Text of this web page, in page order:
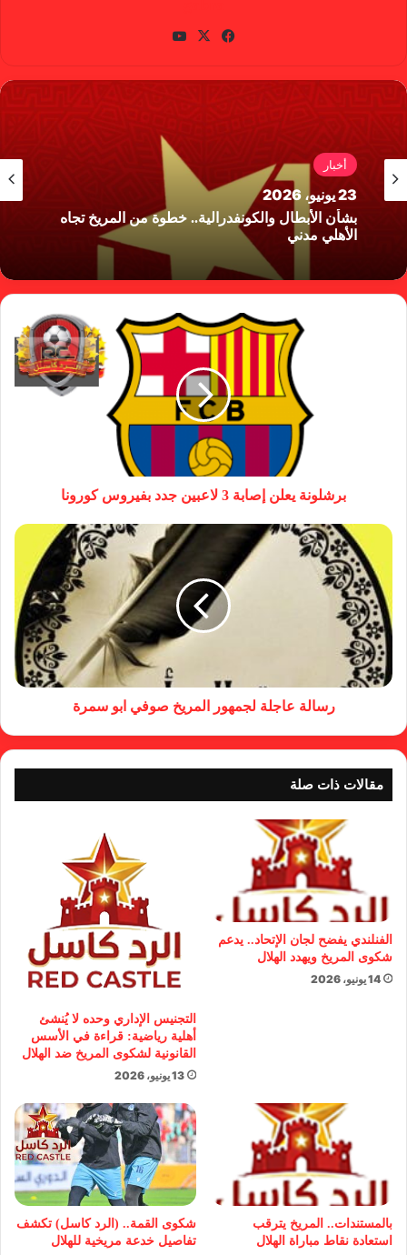
في
وك
X
أخبار
23 يونيو، 2026
بشأن الأبطال والكونفدرالية.. خطوة من المريخ تجاه
الأهلي مدني
برشلونة يعلن إصابة 3 لاعبين جدد بفيروس كورونا
رسالة عاجلة لجمهور المريخ صوفي ابو سمرة
مقالات ذات صلة
الفنلندي يفضح لجان الإتحاد.. يدعم
شكوى المريخ ويهدد الهلال
14 يونيو، 2026
التجنيس الإداري وحده لا يُنشئ
أهلية رياضية: قراءة في الأسس
القانونية لشكوى المريخ ضد الهلال
13 يونيو، 2026
بالمستندات.. المريخ يترقب
استعادة نقاط مباراة الهلال
شكوى القمة.. (الرد كاسل) تكشف
تفاصيل خدعة مريخية للهلال